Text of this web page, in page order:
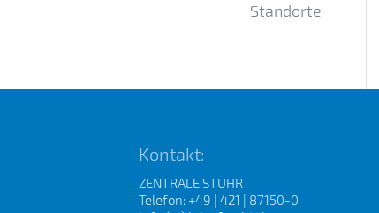
Standorte
Kontakt:
ZENTRALE STUHR
Telefon: +49 | 421 | 87150-0